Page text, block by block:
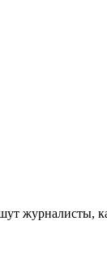
журналисты,